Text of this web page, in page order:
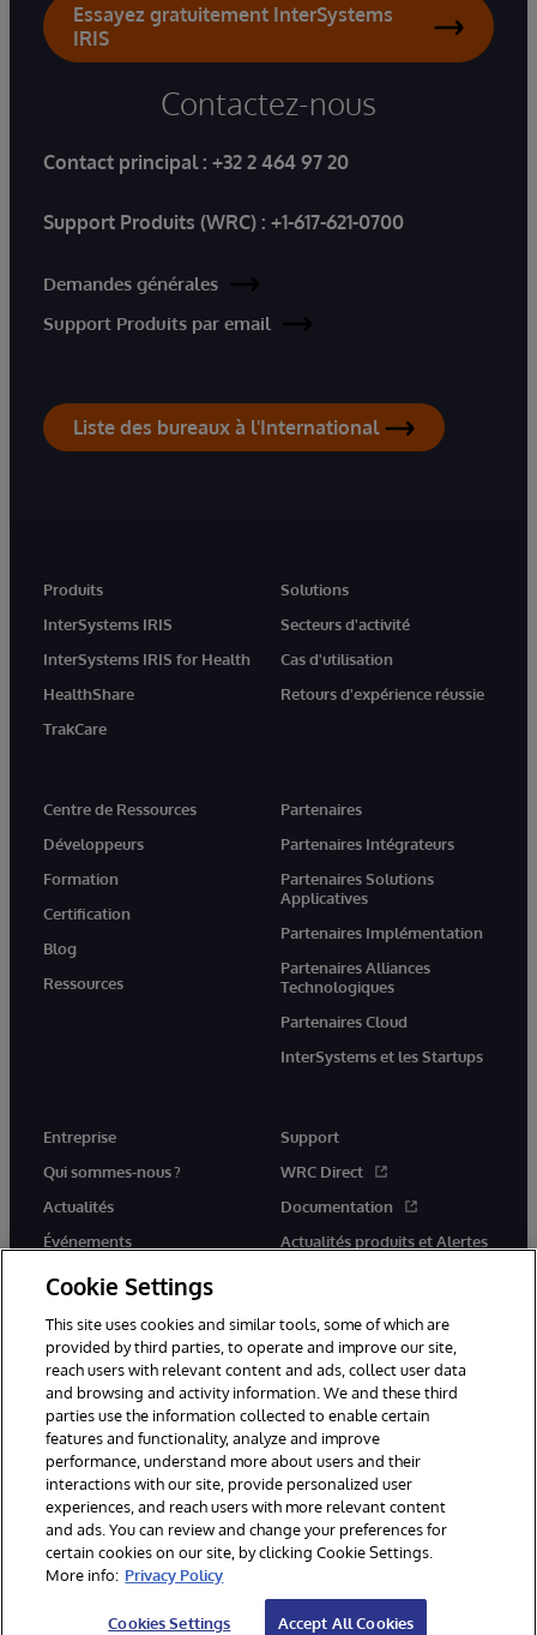
Essayez gratuitement InterSystems
IRIS
Contactez-nous
Contact principal : +32 2 464 97 20
Support Produits (WRC) : +1-617-621-0700
Demandes générales
Support Produits par email
Liste des bureaux à l'International
Produits
InterSystems IRIS
InterSystems IRIS for Health
HealthShare
TrakCare
Solutions
Secteurs d'activité
Cas d'utilisation
Retours d'expérience réussie
Centre de Ressources
Développeurs
Formation
Certification
Blog
Ressources
Partenaires
Partenaires Intégrateurs
Partenaires Solutions
Applicatives
Partenaires Implémentation
Partenaires Alliances
Technologiques
Partenaires Cloud
InterSystems et les Startups
Entreprise
Qui sommes-nous ?
Actualités
Événements
Rejoignez-nous
Support
WRC Direct
Documentation
Actualités produits et Alertes
© 1996-2026 InterSystems Corporation, Cambridge, MA. Tous droits
réservés.
Mentions légales
Déclaration de confidentialité d'InterSystems Corporation
Accessibilité
Cookie Settings
This site uses cookies and similar tools, some of which are
provided by third parties, to operate and improve our site,
reach users with relevant content and ads, collect user data
and browsing and activity information. We and these third
parties use the information collected to enable certain
features and functionality, analyze and improve
performance, understand more about users and their
interactions with our site, provide personalized user
experiences, and reach users with more relevant content
and ads. You can review and change your preferences for
certain cookies on our site, by clicking Cookie Settings.
More info: Privacy Policy
Cookies Settings Accept All Cookies